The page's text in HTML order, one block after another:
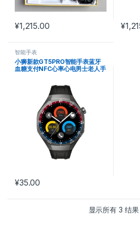
¥1,215.00 ¥
智能手表
小狮新款GT5PRO智能手表蓝牙
血糖支付NFC心率心电男士老人手
¥35.00
显示所有 3 结果